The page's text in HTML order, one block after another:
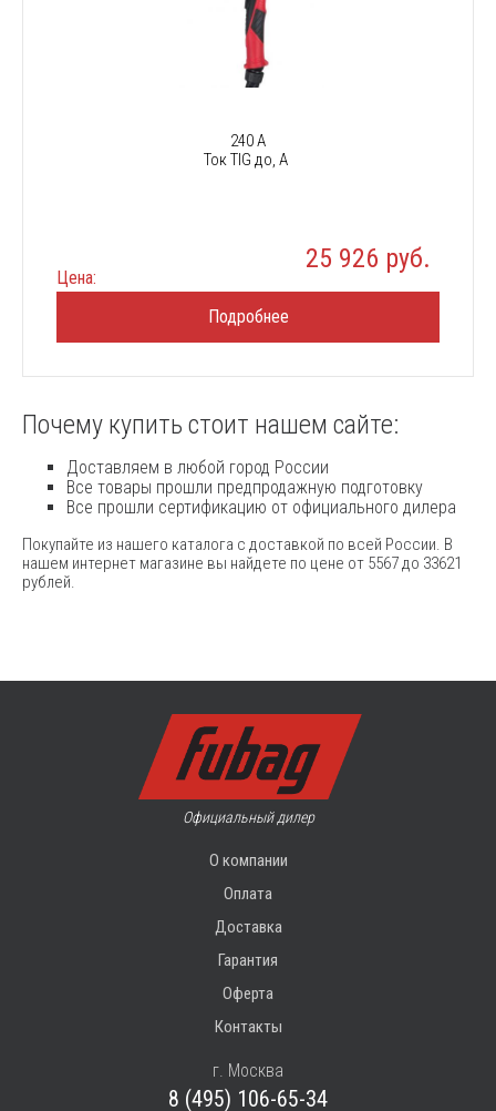
240 А
Ток TIG до, А
Цена:
25 926 руб.
Подробнее
Почему купить стоит нашем сайте:
Доставляем в любой город России
Все товары прошли предпродажную подготовку
Все прошли сертификацию от официального дилера
Покупайте из нашего каталога с доставкой по всей России. В
нашем интернет магазине вы найдете по цене от 5567 до 33621
рублей.
Официальный дилер
О компании
Оплата
Доставка
Гарантия
Оферта
Контакты
г. Москва
8 (495) 106-65-34